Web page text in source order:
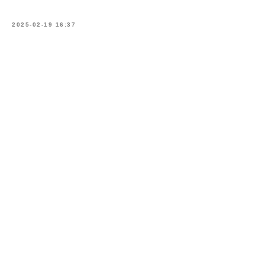
2025-02-19 16:37